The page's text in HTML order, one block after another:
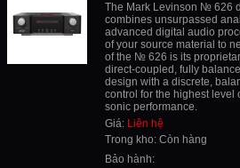
The Mark Levinson № 626
combines unsurpassed
advanced digital audio
of your source material to
of the № 626 is its
direct-coupled, fully
design with a discrete,
control for the highest level
sonic performance.
Giá: Liên hệ
Trong kho: Còn hàng
Bảo hành: